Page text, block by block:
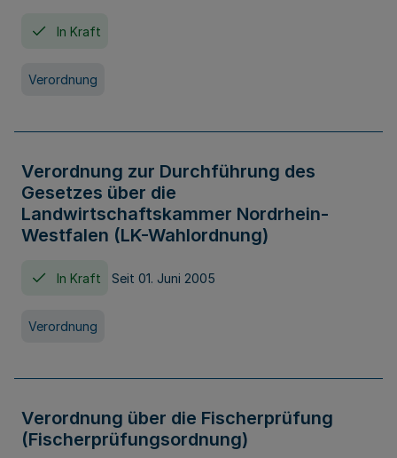
In Kraft
Verordnung
Verordnung zur Durchführung des
Gesetzes über die
Landwirtschaftskammer Nordrhein-
Westfalen (LK-Wahlordnung)
In Kraft Seit 01. Juni 2005
Verordnung
Verordnung über die Fischerprüfung
(Fischerprüfungsordnung)